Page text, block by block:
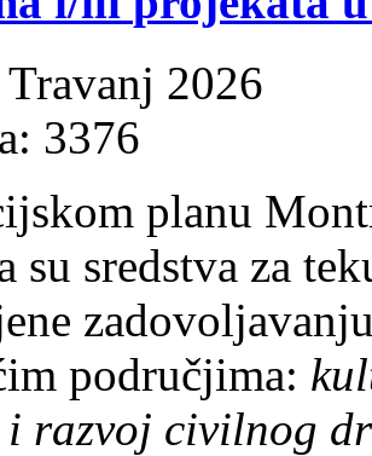
2026
3376
planu
su sredstva za
područjima:
razvoj civilnog